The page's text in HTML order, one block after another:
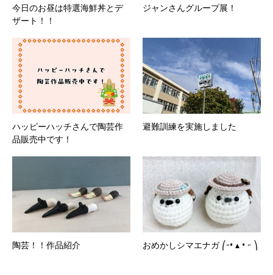
今日のお昼は特選海鮮丼とデ
ザート！！
ジャンさんグループ展！
ハッピーハッチさんで陶芸作
品販売中です！
避難訓練を実施しました
陶芸！！作品紹介 おめかしシマエナガ ⎛˶• ▴ • ˶ ⎞